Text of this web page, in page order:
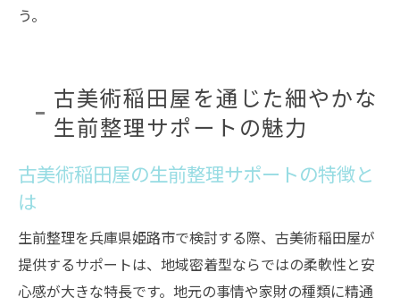
う。
古美術稲田屋を通じた細やかな
生前整理サポートの魅力
古美術稲田屋の生前整理サポートの特徴と
は
生前整理を兵庫県姫路市で検討する際、古美術稲田屋が
提供するサポートは、地域密着型ならではの柔軟性と安
心感が大きな特長です。地元の事情や家財の種類に精通